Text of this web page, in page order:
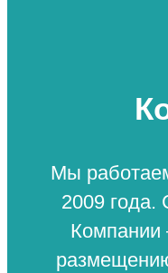
Мы
2009 года.
Компании